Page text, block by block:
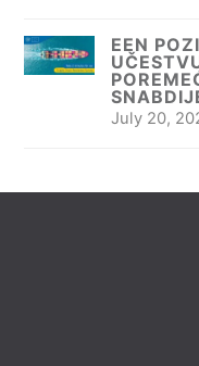
EEN
July 20,